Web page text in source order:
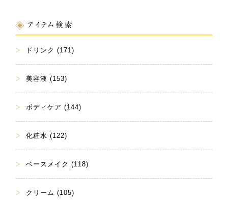
アイテム検索
ドリンク (171)
美容液 (153)
ボディケア (144)
化粧水 (122)
ベースメイク (118)
クリーム (105)